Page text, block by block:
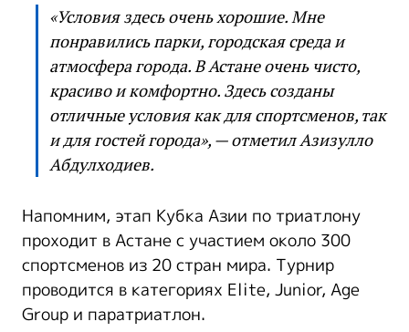
«Условия здесь очень хорошие. Мне
понравились парки, городская среда и
атмосфера города. В Астане очень чисто,
красиво и комфортно. Здесь созданы
отличные условия как для спортсменов, так
и для гостей города», — отметил Азизулло
Абдулходиев.
Напомним, этап Кубка Азии по триатлону
проходит в Астане с участием около 300
спортсменов из 20 стран мира. Турнир
проводится в категориях Elite, Junior, Age
Group и паратриатлон.